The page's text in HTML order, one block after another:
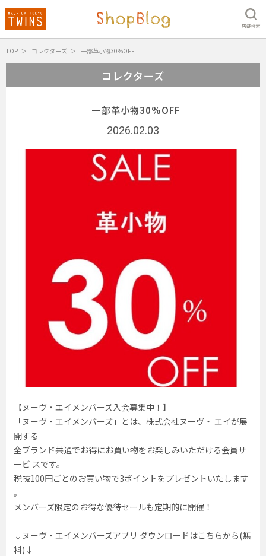
店舗検索
TOP コレクターズ 一部革小物30%OFF
コレクターズ
一部革小物30%OFF
2026.02.03
【ヌーヴ・エイメンバーズ入会募集中！】
「ヌーヴ・エイメンバーズ」とは、株式会社ヌーヴ・ エイが展
開する
全ブランド共通でお得にお買い物をお楽しみいただける会員サ
ービ スです。
税抜100円ごとのお買い物で3ポイントをプレゼントいたします
。
メンバーズ限定のお得な優待セールも定期的に開催！
↓ヌーヴ・エイメンバーズアプリ ダウンロードはこちらから(無
料)↓